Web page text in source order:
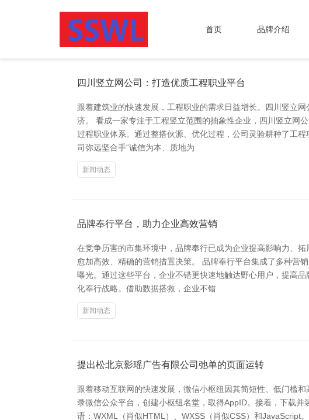
首页 品牌介绍
四川竖立网公司：打造优质工程职业平台
跟着建筑业的快速发展，工程职业的需求日益增长。四川竖立
济。 看成一家专注于工程竖立范围的抽象性企业，四川竖立网
过程职业体系。通过整搭伙源、优化过程，公司灵验耕种了工
司弥远坚合手“诚信为本、质地为
新闻动态
品牌奉行平台，助力企业高效营销
在竞争历害的市集环境中，品牌奉行已成为企业提高影响力、
愈加高效、精确的营销措置决策。 品牌奉行平台集成了多种营
曝光。通过这些平台，企业不错更快速地触达野心用户，提高
化奉行战略。借助数据搭救，企业不错
新闻动态
提出松北京影瑶广告有限公司弛单的页面运转
跟着移动互联网的快速发展，微信小枢纽因其简短性、低门槛
录微信公众平台，创建小枢纽名堂，取得AppID。接着，下载
语：WXML（肖似HTML）、WXSS（肖似CSS）和JavaScript